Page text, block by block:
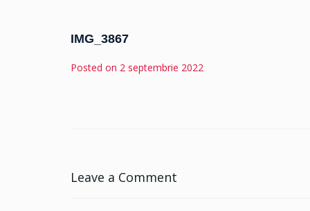
IMG_3867
Posted on 2 septembrie 2022
Leave a Comment